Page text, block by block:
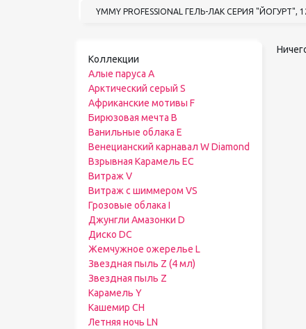
YMMY PROFESSIONAL ГЕЛЬ-ЛАК СЕРИЯ "ЙОГУРТ",
Коллекции
Алые паруса A
Арктический серый S
Африканские мотивы F
Бирюзовая мечта B
Ванильные облака E
Венецианский карнавал W Diamond
Взрывная Карамель EC
Витраж V
Витраж с шиммером VS
Грозовые облака I
Джунгли Амазонки D
Диско DС
Жемчужное ожерелье L
Звездная пыль Z (4 мл)
Звездная пыль Z
Карамель Y
Кашемир CH
Летняя ночь LN